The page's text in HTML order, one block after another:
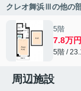
クレオ舞浜Ⅲの他の
5階
7.8万円
5階 /
周辺施設